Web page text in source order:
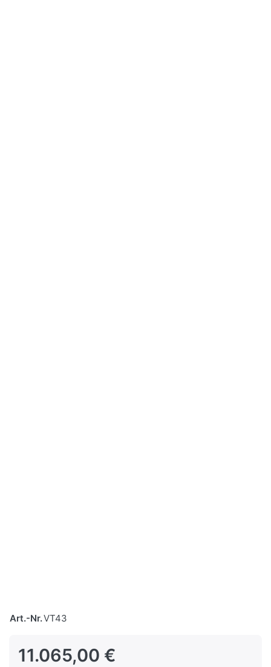
Art.-Nr.VT43
11.065,00 €